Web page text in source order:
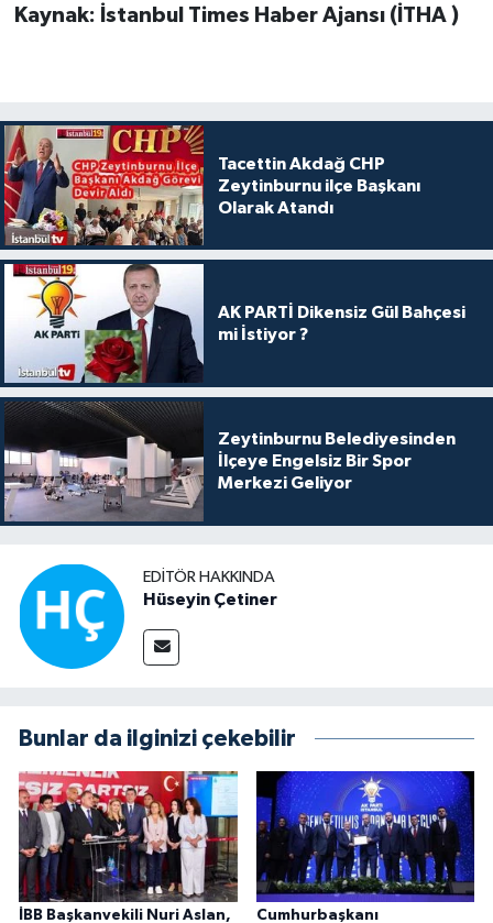
Kaynak: İstanbul Times Haber Ajansı (İTHA )
Tacettin Akdağ CHP
Zeytinburnu ilçe Başkanı
Olarak Atandı
AK PARTİ Dikensiz Gül Bahçesi
mi İstiyor ?
Zeytinburnu Belediyesinden
İlçeye Engelsiz Bir Spor
Merkezi Geliyor
EDITÖR HAKKINDA
Hüseyin Çetiner
Bunlar da ilginizi çekebilir
İBB Başkanvekili Nuri Aslan, Cumhurbaşkanı